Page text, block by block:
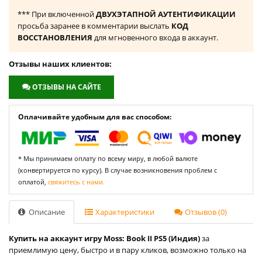
*** При включеннойДВУХЭТАПНОЙ АУТЕНТИФИКАЦИИ
просьба заранее в комментарии выслать КОД
ВОССТАНОВЛЕНИЯ для мгновенного входа в аккаунт.
Отзывы наших клиентов:
ОТЗЫВЫ НА САЙТЕ
Оплачивайте удобным для вас способом:
* Мы принимаем оплату по всему миру, в любой валюте
(конвертируется по курсу). В случае возникновения проблем с
оплатой, свяжитесь с нами.
Описание Характеристики Отзывов (0)
Купить на аккаунт игру Moss: Book II PS5 (Индия)за
приемлимую цену, быстро и в пару кликов, возможно только на